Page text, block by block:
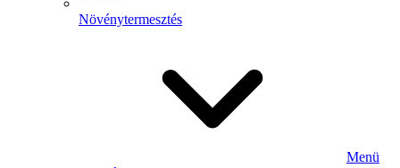
Növénytermesztés
Menü